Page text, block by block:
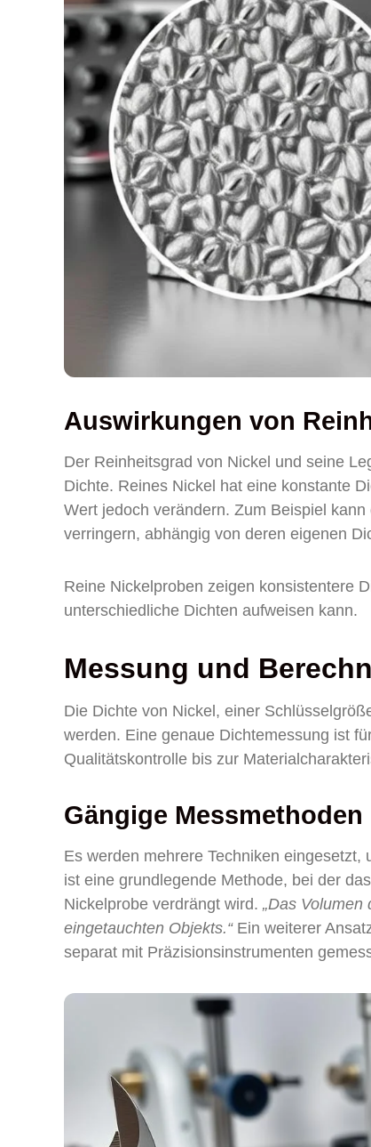
Auswirkungen von
Der Reinheitsgrad von Nickel und seine
Dichte. Reines Nickel hat eine konstante
Wert jedoch verändern. Zum Beispiel
verringern, abhängig von deren eigenen
Reine Nickelproben zeigen konsistentere
unterschiedliche Dichten aufweisen kann.
Messung und
Die Dichte von Nickel, einer
werden. Eine genaue Dichtemessung ist
Qualitätskontrolle bis zur
Gängige Messmethoden
Es werden mehrere Techniken
ist eine grundlegende Methode, bei der
Nickelprobe verdrängt wird. „Das
eingetauchten Objekts.“Ein weiterer
separat mit Präzisionsinstrumenten